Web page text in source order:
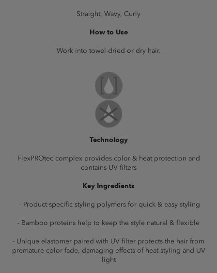
Straight, Wavy, Curly
How to Use
Work into towel-dried or dry hair.
Technology
FlexPROtec complex provides color & heat protection and
contains UV-filters
Key Ingredients
- Product-specific styling polymers for quick & easy styling
- Bamboo proteins help to keep the style natural & flexible
- Unique elastomer paired with UV filter protects the hair from
premature color fade, damaging effects of heat styling and UV
light